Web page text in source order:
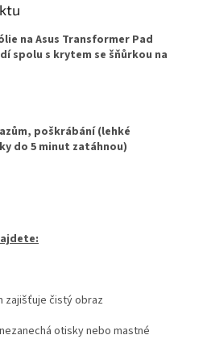
na Asus Transformer Pad
spolu s krytem se šňůrkou na
poškrábání (lehké
do 5 minut zatáhnou)
zajišťuje čistý obraz
otisky nebo mastné